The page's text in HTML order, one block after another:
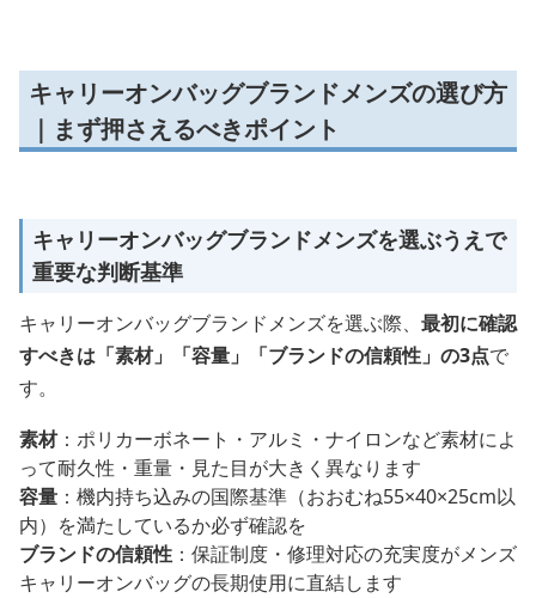
キャリーオンバッグブランドメンズの選び方
｜まず押さえるべきポイント
キャリーオンバッグブランドメンズを選ぶうえで
重要な判断基準
キャリーオンバッグブランドメンズを選ぶ際、 最初に確認
すべきは「素材」「容量」「ブランドの信頼性」の3点で
す。
素材：ポリカーボネート・アルミ・ナイロンなど素材によ
って耐久性・重量・見た目が大きく異なります
容量 ：機内持ち込みの国際基準（おおむね55×40×25cm以
内）を満たしているか必ず確認を
ブランドの信頼性 ：保証制度・修理対応の充実度がメンズ
キャリーオンバッグの長期使用に直結します